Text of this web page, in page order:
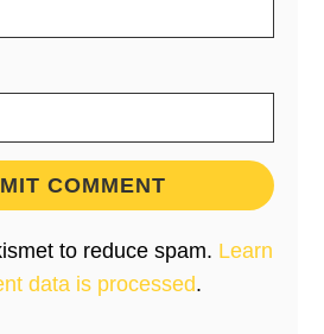
to reduce spam. Learn
data is processed.